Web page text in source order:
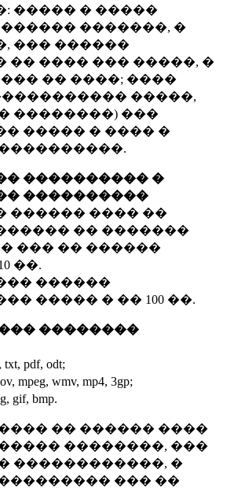
����� � �����
�������, �
��� ������
�� ���� ��� �����, �
�� ����; ����
�����,
��������) ���
����� � ���� �
���������� �
����������
������ ���� ��
�� �������
��� �� ������
��.
������
����� � �� 100 ��.
��������
txt, pdf, odt;
mpeg, wmv, mp4, 3gp;
gif, bmp.
�� ������ ����
��������, ���
������������, �
��� ��